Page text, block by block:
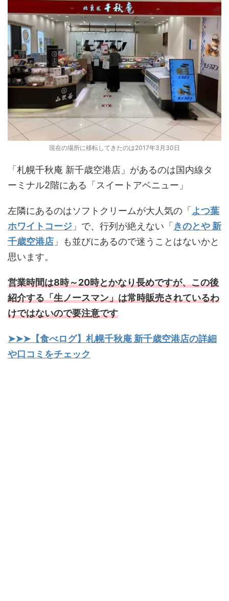
現在の場所に移転してきたのは2017年3月30日
「札幌千秋庵 新千歳空港店」があるのは国内線タ
ーミナル2階にある「スイートアベニュー」
左隣にあるのはソフトクリームが大人気の「 よつ葉
ホワイトコージ 」で、行列が絶えない「 きのとや 新
千歳空港店 」も並びにあるので迷うことはないかと
思います。
営業時間は8時～20時とかなり長めですが、この後
紹介する「生ノースマン」は常時販売されているわ
けではないので要注意です
➤➤➤【食べログ】札幌千秋庵 新千歳空港店の詳細
や口コミをチェック